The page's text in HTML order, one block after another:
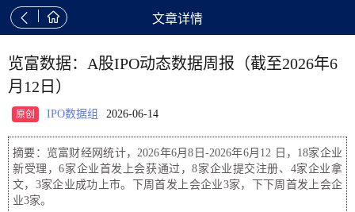
  文章详情
览富数据：A股IPO动态数据周报（截至2026年6
月12日）
原创 IPO数据组 2026-06-14
摘要：览富财经网统计，2026年6月8日-2026年6月12 日，18家企业
新受理，6家企业首发上会获通过，8家企业提交注册、4家企业拿
文，3家企业成功上市。下周首发上会企业3家，下下周首发上会企
业3家。